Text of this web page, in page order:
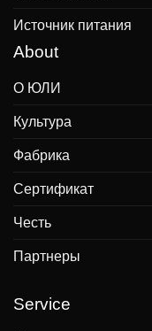
Источник питания
About
О ЮЛИ
Культура
Фабрика
Сертификат
Честь
Партнеры
Service